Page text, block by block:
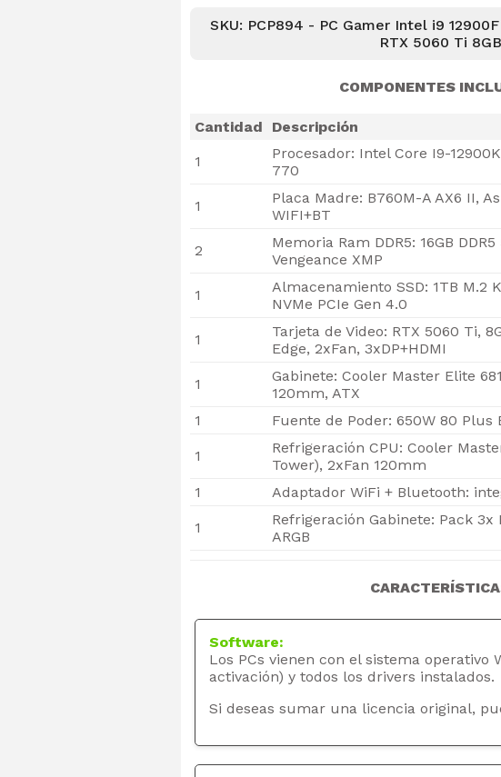
SKU: PCP894 - PC Gamer Intel i9
RTX 5060 Ti 8GB
COMPONENTES
Cantidad
Descripción
1
Procesador: Intel Core I9-
770
1
Placa Madre: B760M-A AX6 II,
WIFI+BT
2
Memoria Ram DDR5: 16GB
Vengeance XMP
1
Almacenamiento SSD: 1TB M.2
NVMe PCIe Gen 4.0
1
Tarjeta de Video: RTX 5060 Ti,
Edge, 2xFan, 3xDP+HDMI
1
Gabinete: Cooler Master Elite
120mm, ATX
1
Fuente de Poder: 650W 80 Plus
1
Refrigeración CPU: Cooler
Tower), 2xFan 120mm
1
Adaptador WiFi + Bluetooth:
1
Refrigeración Gabinete: Pack 3x
ARGB
Software:
Los PCs vienen con el sistema operativo
activación) y todos los drivers instalados.
Si deseas sumar una licencia original,